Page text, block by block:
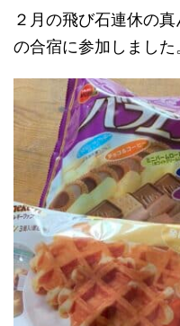
２月の飛び石連休の
の合宿に参加しました